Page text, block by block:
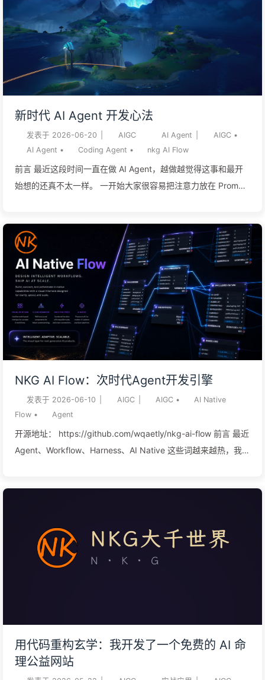
结、汇总并理解这些短板和缺点，最终给出了自己的答案，我觉
得其实还挺适合的。 所以，我把这篇文章翻译出来给大家看一
看，希望也能对大家有所启发。 原文地址：The Coming
Loop，原文作者：Armin Ronacher，许可协议：CC BY-NC
4.0。 即将到来的循环 我不再亲自提示 Claude 了。我有一些循
环在提示 Claude，并判断下一步该做什么。我的工作是写这些
Agent 上面再搭一层东西。那种感觉，已经不是“用一个编程
Agent”这么简单了。有些发生在 Pi 上，这当然很酷；但模式到
处都差不多：把工作扔进某个队列...
新时代 AI Agent 开发心法
发表于 2026-06-20 AIGC AI Agent AIGC •
AI Agent • Coding Agent • nkg AI Flow
前言 最近这段时间一直在做 AI Agent，越做越觉得这事和最开
始想的还真不太一样。 一开始大家很容易把注意力放在 Prompt
好一点，结果立竿见影。 但真把 Agent 放进一个持续运行的业
务流里，问题就完全不是这么简单了。 它不是问一次答一次，而
是要拿数据、调工具、过规则、看日志、做验证，失败了还得知
道从哪里重新来。这个时候你就会发现，大模型本身只是其中一
环，真正决定 Agent 能不能稳定跑起来的，反而是那些看起来很
无聊的工程细节。 所以这篇文章就先记一下我目前开发 AI
Agent 的一些体感。后面想法肯定还会变，但至少现在看，这几
个点已经不是锦上添花了，而是地基。 Harness AI 最应该放在
说大模型提供的是推理能力，那 Harness AI 更像是把推理能力
接进真实业务流程里的那套线束。它关心的不是模型某一次回答
漂不漂亮，而是输入从哪里来，数据怎么过节点，什么时候调用
工具，调用...
NKG AI Flow：次时代Agent开发引擎
发表于 2026-06-10 AIGC AIGC •
AI Native
Flow • Agent
开源地址： https://github.com/wqaetly/nkg-ai-flow 前言 最近
Agent、Workflow、Harness、AI Native 这些词越来越热，我自
在模型每一次临场发挥上。 最开始做 Agent，写 Skill 是最快
的。把步骤、约束、工具说明、验收标准写进文档里，让 LLM
照着干，验证一个想法非常舒服。 但 Skill 本质上还是指令，不
骤存在偶尔被略过的可能，工程链路就很难放心交给它。 所以我
开始重新思考 Agent Harness。一个真正好用的 Agent 系统，
用代码重构玄学：我开发了一个免费的 AI 命
理公益网站